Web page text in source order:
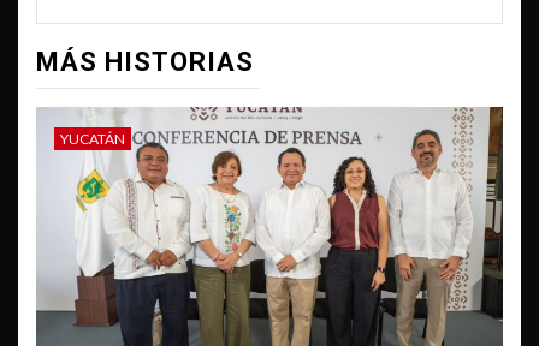
MÁS HISTORIAS
YUCATÁN